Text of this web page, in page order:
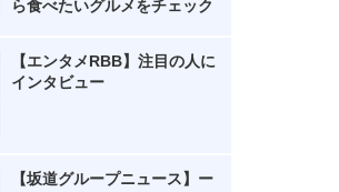
ら食べたいグルメをチェック
【エンタメRBB】注目の人に
インタビュー
【坂道グループニュース】ー